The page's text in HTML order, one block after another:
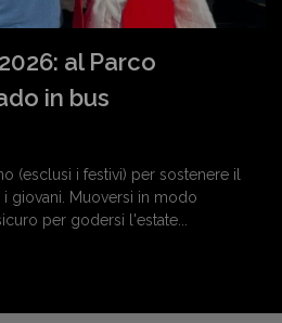
al Parco
in bus
(esclusi i festivi) per sostenere il
giovani. Muoversi in modo
per godersi l'estate...